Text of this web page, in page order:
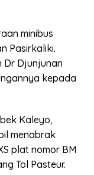
minibus
Pasirkaliki.
Dr Djunjunan
kepada
Kaleyo,
menabrak
plat nomor BM
Tol Pasteur.